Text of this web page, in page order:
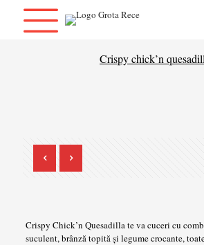
Crispy chick’n
Crispy Chick’n Quesadilla te va cuceri cu
suculent, brânză topită și legume crocante,